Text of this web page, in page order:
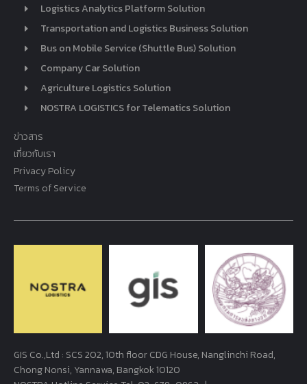
Logistics Analytics Platform Solution
Transportation and Logistics Business Solution
Bus on Mobile Service (Shuttle Bus) Solution
Company Car Solution
Agriculture Logistics Solution
NOSTRA LOGISTICS for Telematics Solution
ข่าวสาร
เกี่ยวกับเรา
Privacy Policy
Terms of Service
GIS Co.,Ltd : SCS 202, 10th floor CDG House, Nanglinchi Road,
Chong Nonsi, Yannawa, Bangkok 10120